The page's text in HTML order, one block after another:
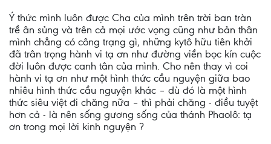
Ý thức mình luôn được Cha của mình trên trời ban tràn
trề ân sủng và trên cả mọi ước vọng cũng như bản thân
mình chẳng có công trạng gì, những kytô hữu tiên khởi
đã trân trọng hành vi tạ ơn như đường viền bọc kín cuộc
đời luôn được canh tân của mình. Cho nên thay vì coi
hành vi tạ ơn như một hình thức cầu nguyện giữa bao
nhiêu hình thức cầu nguyện khác – dù đó là một hình
thức siêu việt đi chăng nữa – thì phải chăng - điều tuyệt
hơn cả - là nên sống gương sống của thánh Phaolô: tạ
ơn trong mọi lời kinh nguyện ?